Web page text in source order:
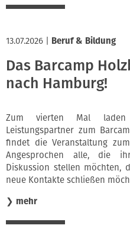
13.07.2026 Beruf & Bildung
Das Barcamp
nach Hamburg!
Zum vierten Mal laden
Leistungspartner zum
findet die Veranstaltung
Angesprochen alle, die
Diskussion stellen möchten,
neue Kontakte schließen
❯ mehr